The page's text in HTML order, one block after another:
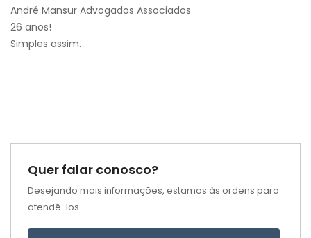
André Mansur Advogados Associados
26 anos!
Simples assim.
Quer falar conosco?
Desejando mais informações, estamos às ordens para
atendê-los.